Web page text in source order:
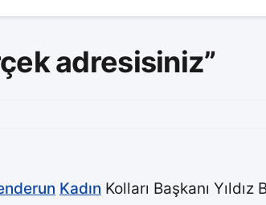
adresisiniz”
Kadın Kolları Başkanı Yıldız